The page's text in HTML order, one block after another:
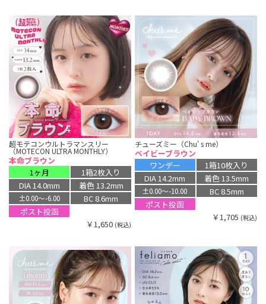
超モテコンウルトラマンスリー
（MOTECON ULTRA MONTHLY）
本命ブラウン
1ヶ月
1箱2枚入り
DIA 14.0mm
着色 13.2mm
±0.00〜-6.00
BC 8.6mm
ポスト投函
￥1,650 (税込)
チューズミー（Chu' s me）
ベイビーブラウン
ワンデー
1箱10枚入り
DIA 14.2mm
着色 13.5mm
±0.00〜-10.00
BC 8.5mm
ポスト投函
￥1,705 (税込)